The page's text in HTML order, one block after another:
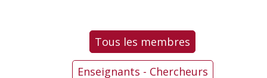
Tous les membres
Enseignants - Chercheurs